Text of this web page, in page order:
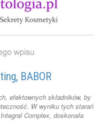
BABOR
efektownych składników, by
W wyniku tych starań
Complex, doskonała